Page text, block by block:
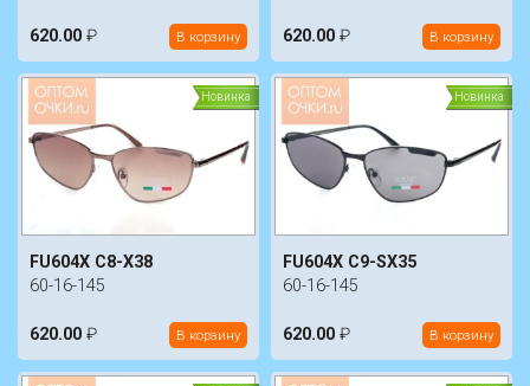
620.00 ₽ В корзину 620.00 ₽ В корзину
Новинка
FU604X C8-X38
60-16-145
620.00 ₽ В корзину
Новинка
FU604X C9-SX35
60-16-145
620.00 ₽ В корзину